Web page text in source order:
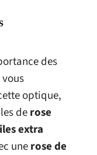
des
optique,
derose
extra
unerose de